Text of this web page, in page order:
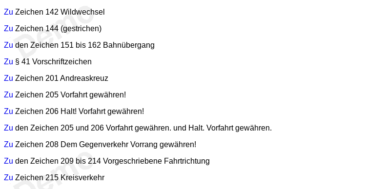
Zu Zeichen 142 Wildwechsel
Zu Zeichen 144 (gestrichen)
Zu den Zeichen 151 bis 162 Bahnübergang
Zu § 41 Vorschriftzeichen
Zu Zeichen 201 Andreaskreuz
Zu Zeichen 205 Vorfahrt gewähren!
Zu Zeichen 206 Halt! Vorfahrt gewähren!
Zu den Zeichen 205 und 206 Vorfahrt gewähren. und Halt. Vorfahrt gewähren.
Zu Zeichen 208 Dem Gegenverkehr Vorrang gewähren!
Zu den Zeichen 209 bis 214 Vorgeschriebene Fahrtrichtung
Zu Zeichen 215 Kreisverkehr